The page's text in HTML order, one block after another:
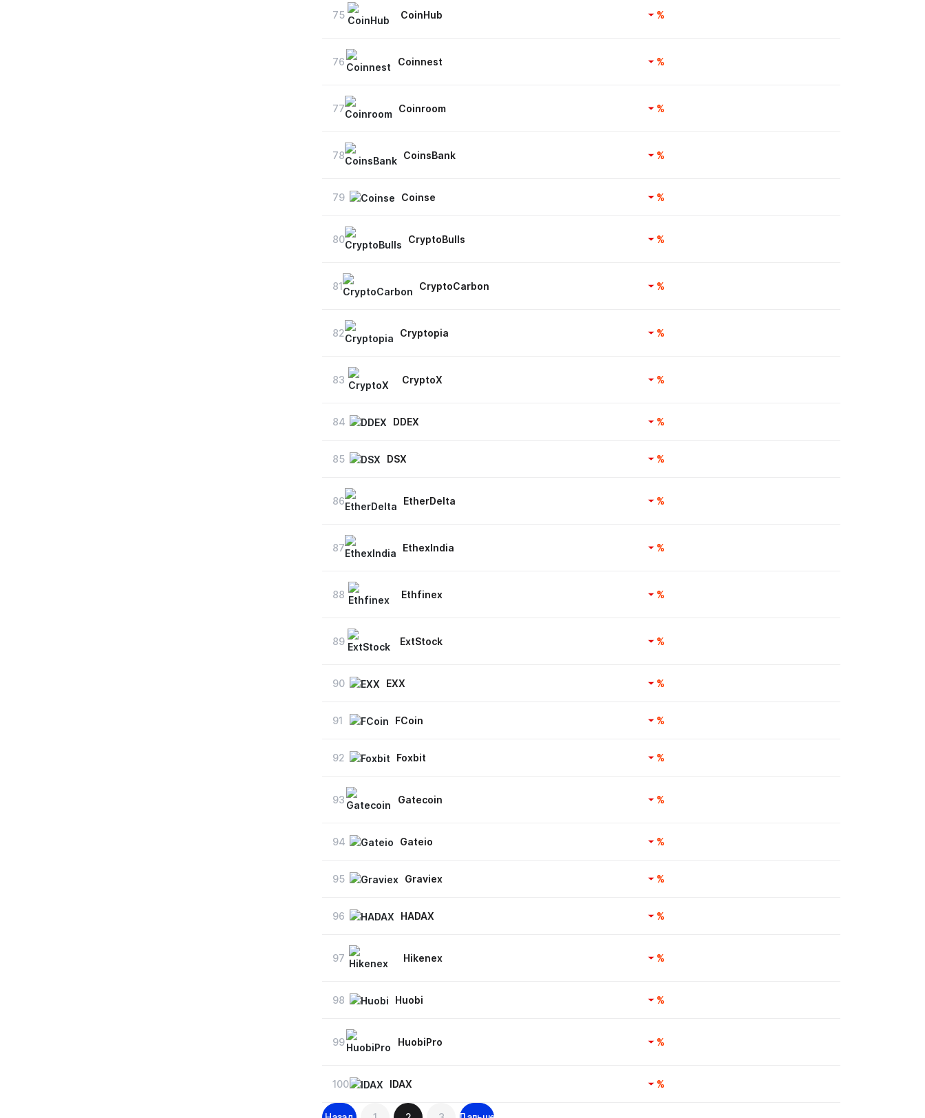
75 CoinHub %
76 Coinnest %
77 Coinroom %
78 CoinsBank %
79 Coinse %
80 CryptoBulls %
81 CryptoCarbon %
82 Cryptopia %
83 CryptoX %
84 DDEX %
85 DSX %
86 EtherDelta %
87 EthexIndia %
88 Ethfinex %
89 ExtStock %
90 EXX %
91 FCoin %
92 Foxbit %
93 Gatecoin %
94 Gateio %
95 Graviex %
96 HADAX %
97 Hikenex %
98 Huobi %
99 HuobiPro %
100 IDAX %
Навигация